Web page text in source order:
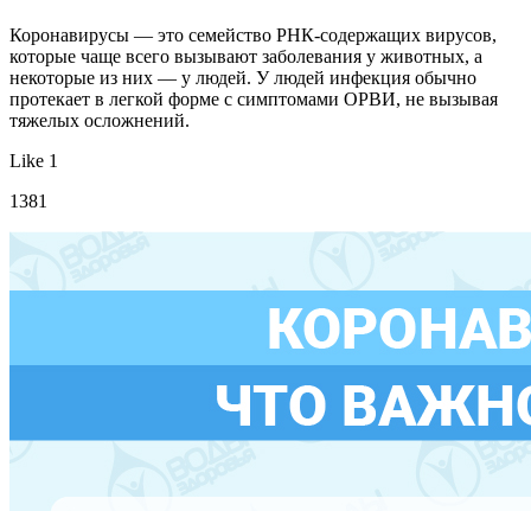
Коронавирусы — это семейство РНК-содержащих вирусов,
которые чаще всего вызывают заболевания у животных, а
некоторые из них — у людей. У людей инфекция обычно
протекает в легкой форме с симптомами ОРВИ, не вызывая
тяжелых осложнений.
Like 1
1381